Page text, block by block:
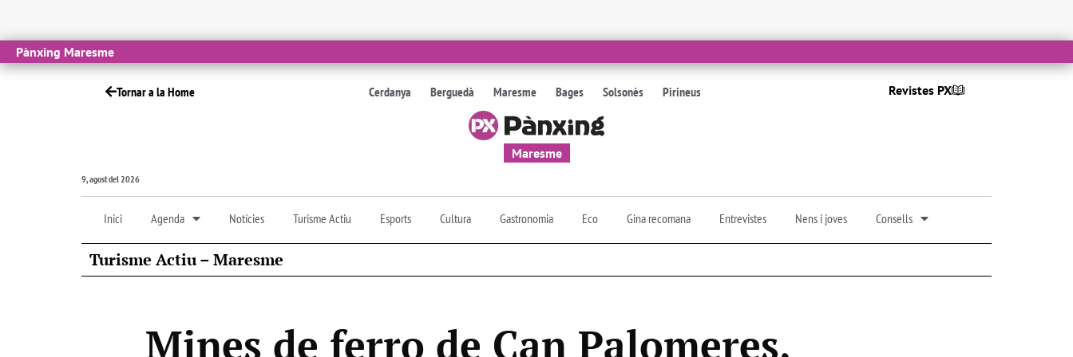
Pànxing Maresme
Tornar a la Home Cerdanya Berguedà Maresme Bages Solsonès Pirineus Revistes PX
Maresme
9, agost del 2026
Inici Agenda Notícies Turisme Actiu Esports Cultura Gastronomia Eco Gina recomana Entrevistes Nens i joves Consells
Turisme Actiu – Maresme
Mines de ferro de Can Palomeres,